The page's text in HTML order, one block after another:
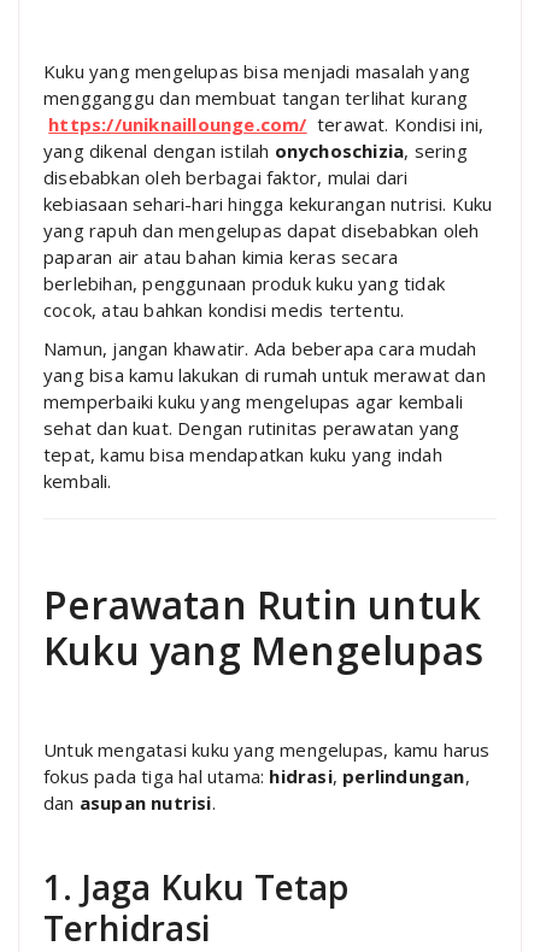
Kuku yang mengelupas bisa menjadi masalah yang
mengganggu dan membuat tangan terlihat kurang
https://uniknaillounge.com/ terawat. Kondisi ini,
yang dikenal dengan istilah onychoschizia, sering
disebabkan oleh berbagai faktor, mulai dari
kebiasaan sehari-hari hingga kekurangan nutrisi. Kuku
yang rapuh dan mengelupas dapat disebabkan oleh
paparan air atau bahan kimia keras secara
berlebihan, penggunaan produk kuku yang tidak
cocok, atau bahkan kondisi medis tertentu.
Namun, jangan khawatir. Ada beberapa cara mudah
yang bisa kamu lakukan di rumah untuk merawat dan
memperbaiki kuku yang mengelupas agar kembali
sehat dan kuat. Dengan rutinitas perawatan yang
tepat, kamu bisa mendapatkan kuku yang indah
kembali.
Perawatan Rutin untuk
Kuku yang Mengelupas
Untuk mengatasi kuku yang mengelupas, kamu harus
fokus pada tiga hal utama: hidrasi, perlindungan,
dan asupan nutrisi.
1. Jaga Kuku Tetap
Terhidrasi